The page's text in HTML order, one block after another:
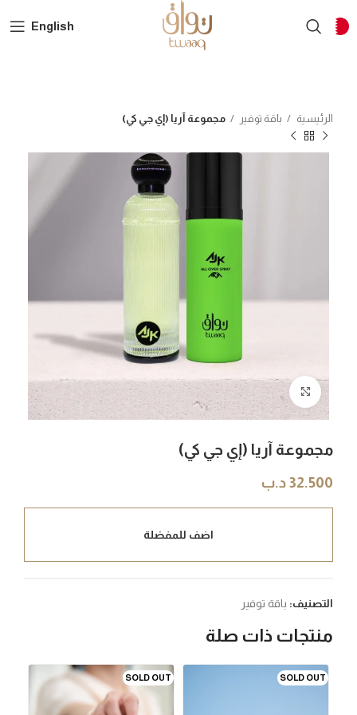
English
الرئيسية باقة توفير مجموعة آريا (إي جي كي)
Click to enlarge
مجموعة آريا (إي جي كي)
32.500 د.ب
اضف للمفضلة
التصنيف: باقة توفير
منتجات ذات صلة
SOLD OUT
SOLD OUT